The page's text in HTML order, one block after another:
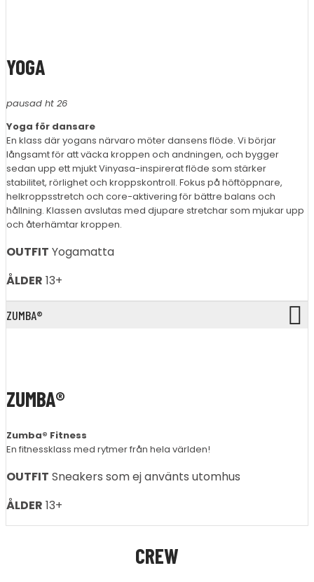
YOGA
pausad ht 26
Yoga för dansare
En klass där yogans närvaro möter dansens flöde. Vi börjar
långsamt för att väcka kroppen och andningen, och bygger
sedan upp ett mjukt Vinyasa-inspirerat flöde som stärker
stabilitet, rörlighet och kroppskontroll. Fokus på höftöppnare,
helkroppsstretch och core-aktivering för bättre balans och
hållning. Klassen avslutas med djupare stretchar som mjukar upp
och återhämtar kroppen.
OUTFIT Yogamatta
ÅLDER 13+
ZUMBA®
ZUMBA®
Zumba® Fitness
En fitnessklass med rytmer från hela världen!
OUTFIT Sneakers som ej använts utomhus
ÅLDER 13+
CREW